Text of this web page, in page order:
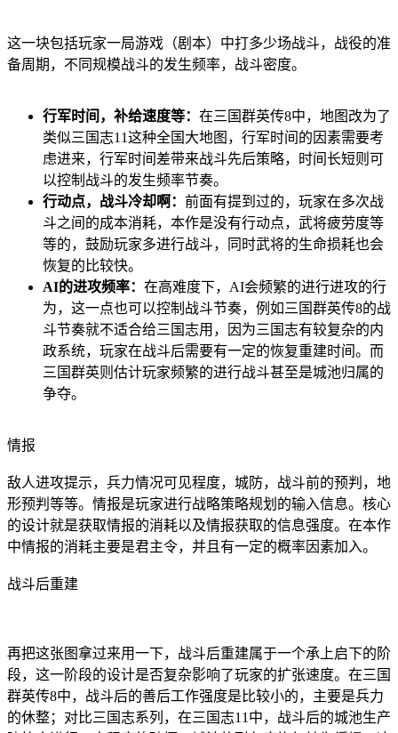
这一块包括玩家一局游戏（剧本）中打多少场战斗，战役的准
备周期，不同规模战斗的发生频率，战斗密度。
行军时间，补给速度等： 在三国群英传8中，地图改为了
类似三国志11这种全国大地图，行军时间的因素需要考
虑进来，行军时间差带来战斗先后策略，时间长短则可
以控制战斗的发生频率节奏。
行动点，战斗冷却啊： 前面有提到过的，玩家在多次战
斗之间的成本消耗，本作是没有行动点，武将疲劳度等
等的，鼓励玩家多进行战斗，同时武将的生命损耗也会
恢复的比较快。
AI的进攻频率： 在高难度下，AI会频繁的进行进攻的行
为，这一点也可以控制战斗节奏，例如三国群英传8的战
斗节奏就不适合给三国志用，因为三国志有较复杂的内
政系统，玩家在战斗后需要有一定的恢复重建时间。而
三国群英则估计玩家频繁的进行战斗甚至是城池归属的
争夺。
情报
敌人进攻提示，兵力情况可见程度，城防，战斗前的预判，地
形预判等等。情报是玩家进行战略策略规划的输入信息。核心
的设计就是获取情报的消耗以及情报获取的信息强度。在本作
中情报的消耗主要是君主令，并且有一定的概率因素加入。
战斗后重建
再把这张图拿过来用一下，战斗后重建属于一个承上启下的阶
段，这一阶段的设计是否复杂影响了玩家的扩张速度。在三国
群英传8中，战斗后的善后工作强度是比较小的，主要是兵力
的休整；对比三国志系列，在三国志11中，战斗后的城池生产